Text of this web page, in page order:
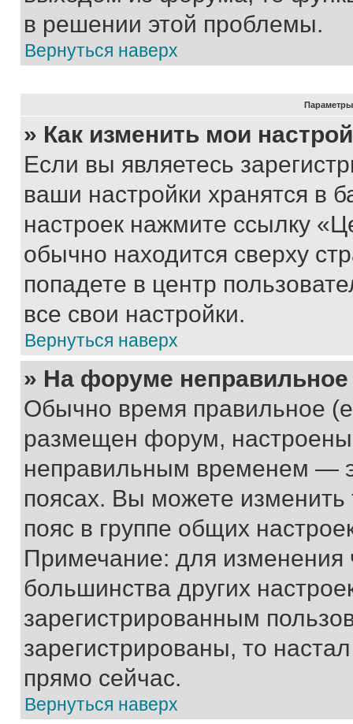
в решении этой проблемы.
Вернуться наверх
Параметры
» Как изменить мои
Если вы являетесь
ваши настройки хранятся в
настроек нажмите ссылку
обычно находится сверху
попадете в центр
все свои настройки.
Вернуться наверх
» На форуме
Обычно время правильное
размещен форум, настроены
неправильным временем —
поясах. Вы можете изменить
пояс в группе общих
Примечание: для изменения
большинства других
зарегистрированным
зарегистрированы, то
прямо сейчас.
Вернуться наверх